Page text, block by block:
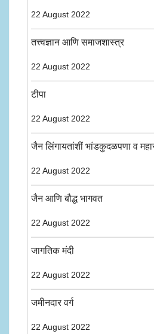
22 August 2022
तत्त्वज्ञान आणि समाजशास्त्र
22 August 2022
टीपा
22 August 2022
जैन लिंगायतांशीं भांडकुदळपणा व
22 August 2022
जैन आणि बौद्ध भागवत
22 August 2022
जागतिक मंदी
22 August 2022
जमीनदार वर्ग
22 August 2022